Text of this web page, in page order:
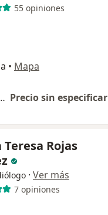
55 opiniones
• Mapa
Precio sin especificar
Rojas
· Ver más
7 opiniones